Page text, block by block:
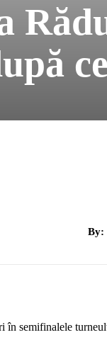
By:
în semifinalele